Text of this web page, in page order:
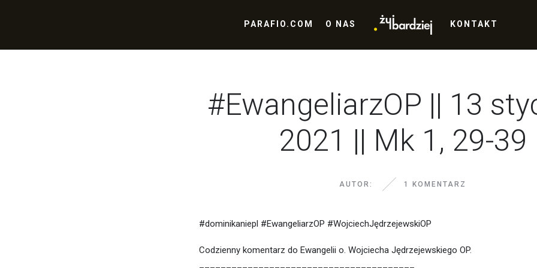
PARAFIO.COM O NAS KONTAKT
#EwangeliarzOP || 13
2021 || Mk 1, 29-39
AUTOR: 1 KOMENTARZ
#dominikaniepl #EwangeliarzOP #WojciechJędrzejewskiOP
Codzienny komentarz do Ewangelii o. Wojciecha Jędrzejewskiego OP.